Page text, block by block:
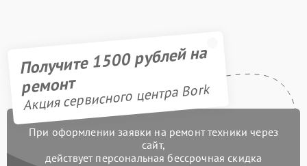
Получите 1500 рублей на
ремонт
Акция сервисного центра Bork
При оформлении заявки на ремонт техники через
сайт,
действует персональная бессрочная скидка